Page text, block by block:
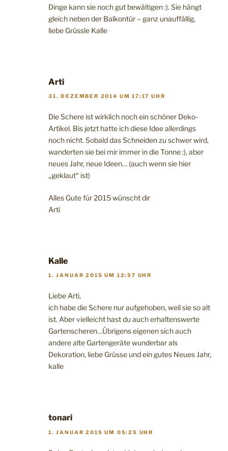
Dinge kann sie noch gut bewältigen :). Sie hängt
gleich neben der Balkontür – ganz unauffällig,
liebe Grüssle Kalle
Arti
31. DEZEMBER 2014 UM 17:17 UHR
Die Schere ist wirklich noch ein schöner Deko-
Artikel. Bis jetzt hatte ich diese Idee allerdings
noch nicht. Sobald das Schneiden zu schwer wird,
wanderten sie bei mir immer in die Tonne :), aber
neues Jahr, neue Ideen… (auch wenn sie hier
„geklaut“ ist)
Alles Gute für 2015 wünscht dir
Arti
Kalle
1. JANUAR 2015 UM 12:57 UHR
Liebe Arti,
ich habe die Schere nur aufgehoben, weil sie so alt
ist. Aber vielleicht hast du auch erhaltenswerte
Gartenscheren…Übrigens eigenen sich auch
andere alte Gartengeräte wunderbar als
Dekoration, liebe Grüsse und ein gutes Neues Jahr,
kalle
tonari
1. JANUAR 2015 UM 05:25 UHR